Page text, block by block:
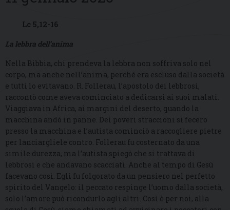
Lc 5,12-16
La lebbra dell’anima
Nella Bibbia, chi prendeva la lebbra non soffriva solo nel
corpo, ma anche nell’anima, perché era escluso dalla società
e tutti lo evitavano. R. Follerau, l’apostolo dei lebbrosi,
raccontò come aveva cominciato a dedicarsi ai suoi malati.
Viaggiava in Africa, ai margini del deserto, quando la
macchina andò in panne. Dei poveri straccioni si fecero
presso la macchina e l’autista cominciò a raccogliere pietre
per lanciargliele contro. Follerau fu costernato da una
simile durezza, ma l’autista spiegò che si trattava di
lebbrosi e che andavano scacciati. Anche al tempo di Gesù
facevano così. Egli fu folgorato da un pensiero nel perfetto
spirito del Vangelo: il peccato respinge l’uomo dalla società,
solo l’amore può ricondurlo agli altri. Così è per noi, alla